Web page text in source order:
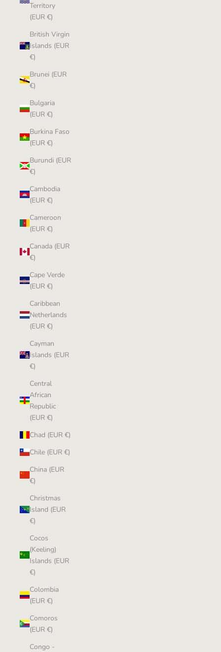
Territory
(EUR €)
British Virgin
Islands (EUR
€)
Brunei (EUR
€)
Bulgaria
(EUR €)
Burkina Faso
(EUR €)
Burundi (EUR
€)
Cambodia
(EUR €)
Cameroon
(EUR €)
Canada (EUR
€)
Cape Verde
(EUR €)
Caribbean
Netherlands
(EUR €)
Cayman
Islands (EUR
€)
Central
African
Republic
(EUR €)
Chad (EUR €)
Chile (EUR €)
China (EUR
€)
Christmas
Island (EUR
€)
Cocos
(Keeling)
Islands (EUR
€)
Colombia
(EUR €)
Comoros
(EUR €)
Congo -